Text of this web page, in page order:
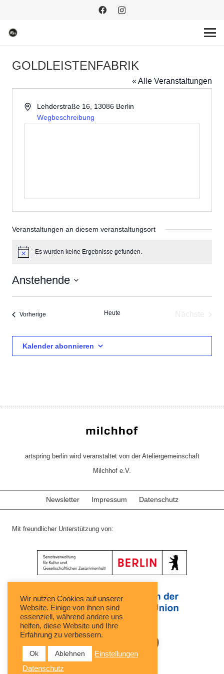
GOLDLEISTENFABRIK
« Alle Veranstaltungen
AdresseLehderstraße 16, 13086 Berlin
Wegbeschreibung
Veranstaltungen an diesem veranstaltungsort
HinweisEs wurden keine Ergebnisse gefunden.
Anstehende
Datum
Vorherige Heute
Kalender abonnieren
artspring berlin wird veranstaltet von der Ateliergemeinschaft
Milchhof e.V.
Newsletter Impressum Datenschutz
Mit freundlicher Unterstützung von:
Wir nutzen Cookies auf unserer
Website. Einige von ihnen sind
essenziell, während andere uns
helfen, diese Website und Ihre
Erfahrung zu verbessern.
Ok Ablehnen
Einstellungen
Datenschutz